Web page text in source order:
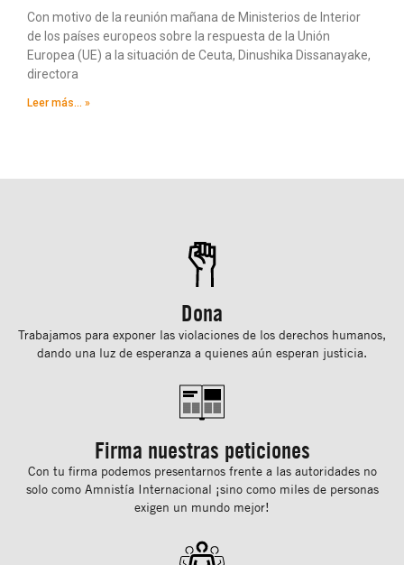
Con motivo de la reunión mañana de Ministerios de Interior
de los países europeos sobre la respuesta de la Unión
Europea (UE) a la situación de Ceuta, Dinushika Dissanayake,
directora
Leer más... »
Dona
Trabajamos para exponer las violaciones de los derechos humanos,
dando una luz de esperanza a quienes aún esperan justicia.
Firma nuestras peticiones
Con tu ﬁrma podemos presentarnos frente a las autoridades no
solo como Amnistía Internacional ¡sino como miles de personas
exigen un mundo mejor!